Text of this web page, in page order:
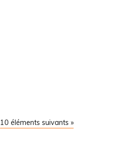
10 éléments suivants »